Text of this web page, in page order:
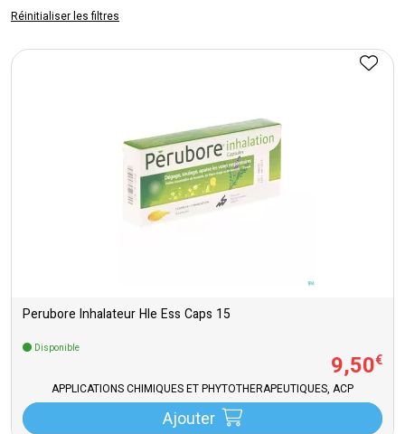
Réinitialiser les filtres
Perubore Inhalateur Hle Ess Caps 15
Disponible
9,50€
APPLICATIONS CHIMIQUES ET PHYTOTHERAPEUTIQUES, ACP
Ajouter